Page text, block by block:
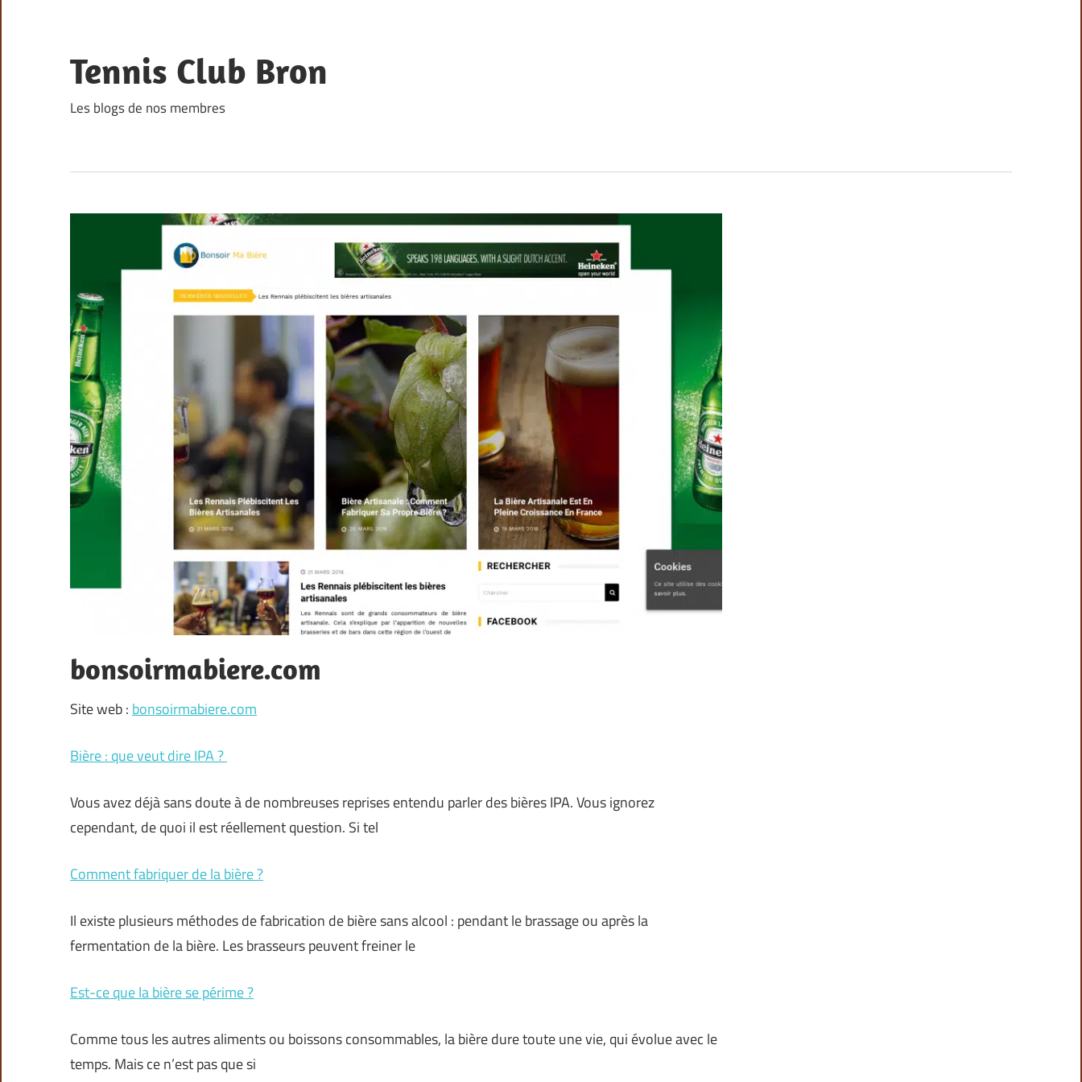
content
Tennis Club Bron
Les blogs de nos membres
bonsoirmabiere.com
Site web : bonsoirmabiere.com
Bière : que veut dire IPA ?
Vous avez déjà sans doute à de nombreuses reprises entendu parler des bières IPA. Vous ignorez
cependant, de quoi il est réellement question. Si tel
Comment fabriquer de la bière ?
Il existe plusieurs méthodes de fabrication de bière sans alcool : pendant le brassage ou après la
fermentation de la bière. Les brasseurs peuvent freiner le
Est-ce que la bière se périme ?
Comme tous les autres aliments ou boissons consommables, la bière dure toute une vie, qui évolue avec le
temps. Mais ce n’est pas que si